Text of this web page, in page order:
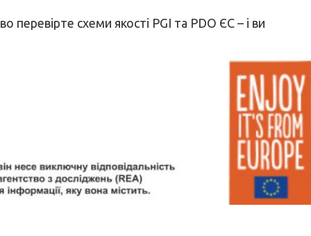
схеми якості PGI та PDO ЄС – і ви